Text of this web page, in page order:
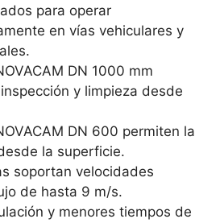
para operar
en vías vehiculares y
DN 1000 mm
y limpieza desde
DN 600 permiten la
la superficie.
soportan velocidades
de hasta 9 m/s.
y menores tiempos de